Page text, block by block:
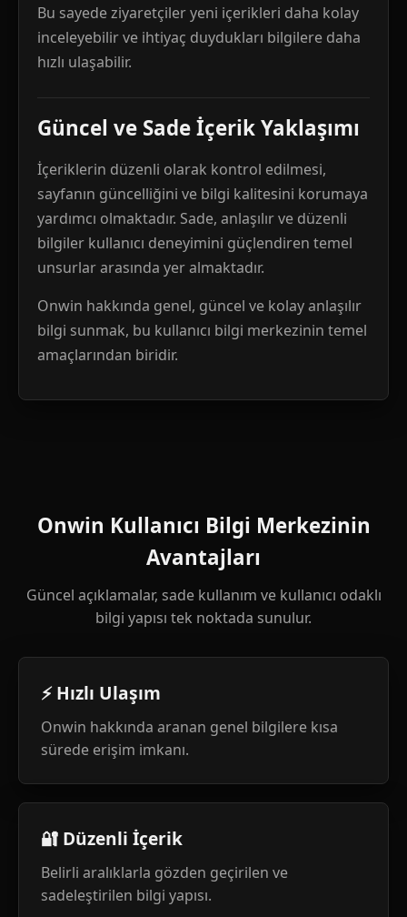
Bu sayede ziyaretçiler yeni içerikleri daha kolay
inceleyebilir ve ihtiyaç duydukları bilgilere daha
hızlı ulaşabilir.
Güncel ve Sade İçerik Yaklaşımı
İçeriklerin düzenli olarak kontrol edilmesi,
sayfanın güncelliğini ve bilgi kalitesini korumaya
yardımcı olmaktadır. Sade, anlaşılır ve düzenli
bilgiler kullanıcı deneyimini güçlendiren temel
unsurlar arasında yer almaktadır.
Onwin hakkında genel, güncel ve kolay anlaşılır
bilgi sunmak, bu kullanıcı bilgi merkezinin temel
amaçlarından biridir.
Onwin Kullanıcı Bilgi Merkezinin
Avantajları
Güncel açıklamalar, sade kullanım ve kullanıcı odaklı
bilgi yapısı tek noktada sunulur.
⚡ Hızlı Ulaşım
Onwin hakkında aranan genel bilgilere kısa
sürede erişim imkanı.
🔐 Düzenli İçerik
Belirli aralıklarla gözden geçirilen ve
sadeleştirilen bilgi yapısı.